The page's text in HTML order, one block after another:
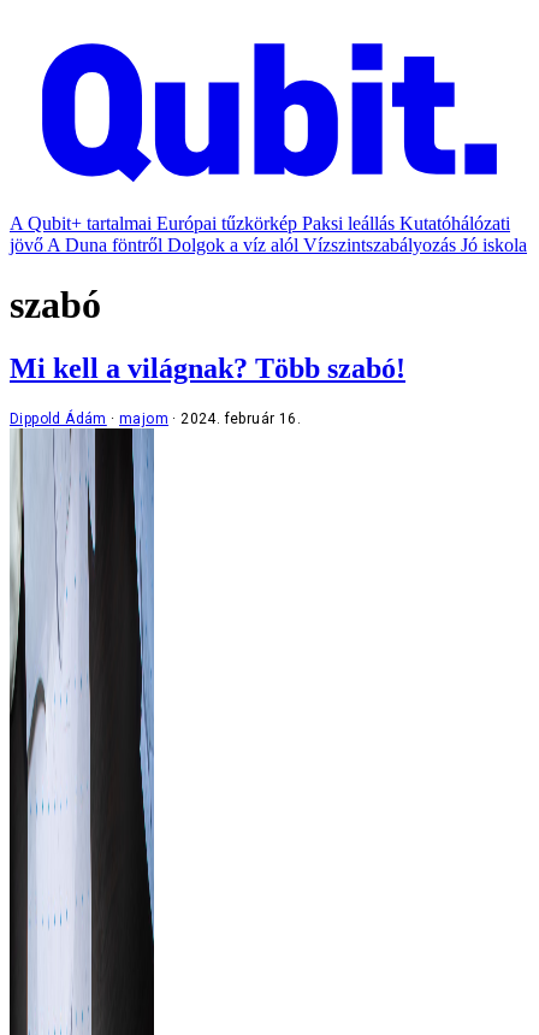
A Qubit+ tartalmai Európai tűzkörkép Paksi leállás Kutatóhálózati
jövő A Duna föntről Dolgok a víz alól Vízszintszabályozás Jó iskola
szabó
Mi kell a világnak? Több szabó!
Dippold Ádám majom 2024. február 16.